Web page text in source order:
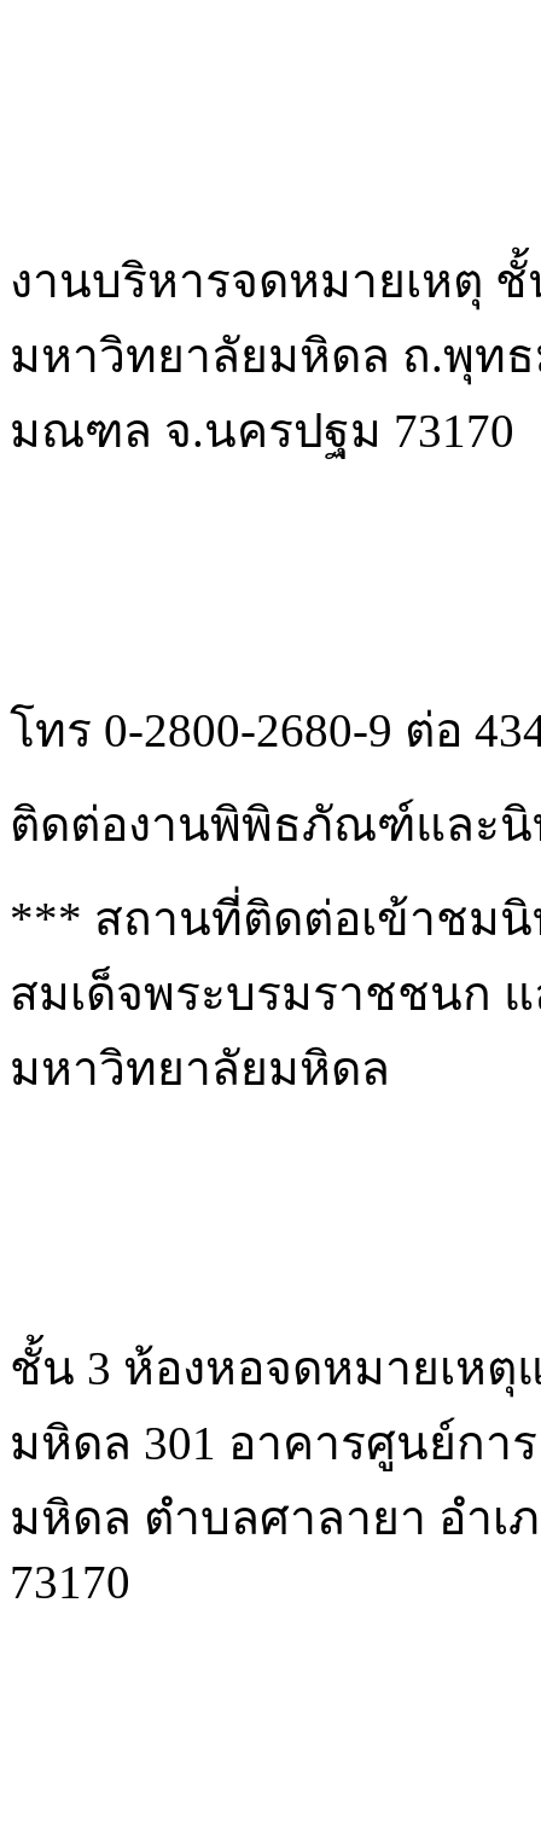
งานบริหารจดหมายเหตุ
มหาวิทยาลัยมหิดล ถ.พุท
มณฑล จ.นครปฐม 73170
โทร 0-2800-2680-9 ต่อ
ติดต่องานพิพิธภัณฑ์และนิ
*** สถานที่ติดต่อเข้าชมนิ
สมเด็จพระบรมราชชนก
มหาวิทยาลัยมหิดล
ชั้น 3 ห้องหอจดหมายเห
มหิดล 301 อาคารศูนย์กา
มหิดล ตําบลศาลายา อํา
73170